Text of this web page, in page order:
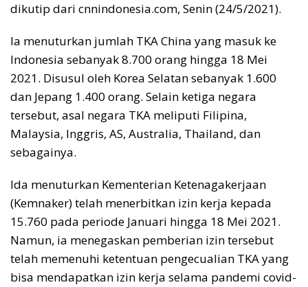
dikutip dari cnnindonesia.com, Senin (24/5/2021).
Ia menuturkan jumlah TKA China yang masuk ke
Indonesia sebanyak 8.700 orang hingga 18 Mei
2021. Disusul oleh Korea Selatan sebanyak 1.600
dan Jepang 1.400 orang. Selain ketiga negara
tersebut, asal negara TKA meliputi Filipina,
Malaysia, Inggris, AS, Australia, Thailand, dan
sebagainya.
Ida menuturkan Kementerian Ketenagakerjaan
(Kemnaker) telah menerbitkan izin kerja kepada
15.760 pada periode Januari hingga 18 Mei 2021.
Namun, ia menegaskan pemberian izin tersebut
telah memenuhi ketentuan pengecualian TKA yang
bisa mendapatkan izin kerja selama pandemi covid-